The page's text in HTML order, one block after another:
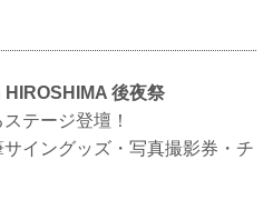
HIROSHIMA 後夜祭
テージ登壇！
サイングッズ・写真撮影券・チ